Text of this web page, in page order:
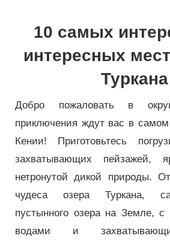
10 самых
интересных
Туркана
Добро пожаловать в
приключения ждут вас в
Кении! Приготовьтесь
захватывающих пейзажей,
нетронутой дикой природы.
чудеса озера Туркана,
пустынного озера на Земле,
водами и